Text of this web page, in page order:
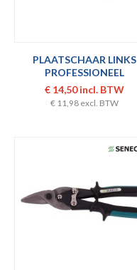
PLAATSCHAAR LINKS
PROFESSIONEEL
€ 14,50 incl. BTW
€ 11,98 excl. BTW